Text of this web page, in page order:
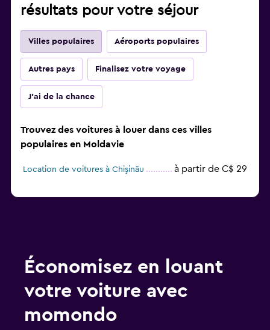
résultats pour votre séjour
Villes populaires Aéroports populaires
Autres pays Finalisez votre voyage
J'ai de la chance
Trouvez des voitures à louer dans ces villes
populaires en Moldavie
Location de voitures à Chişinău à partir de C$ 29
Économisez en louant
votre voiture avec
momondo